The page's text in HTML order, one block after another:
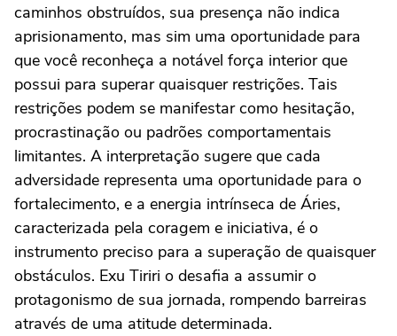
caminhos obstruídos, sua presença não indica
aprisionamento, mas sim uma oportunidade para
que você reconheça a notável força interior que
possui para superar quaisquer restrições. Tais
restrições podem se manifestar como hesitação,
procrastinação ou padrões comportamentais
limitantes. A interpretação sugere que cada
adversidade representa uma oportunidade para o
fortalecimento, e a energia intrínseca de Áries,
caracterizada pela coragem e iniciativa, é o
instrumento preciso para a superação de quaisquer
obstáculos. Exu Tiriri o desafia a assumir o
protagonismo de sua jornada, rompendo barreiras
através de uma atitude determinada.